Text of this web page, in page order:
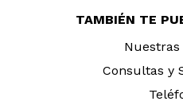
TAMBIÉN TE
Nuestras
Consultas y